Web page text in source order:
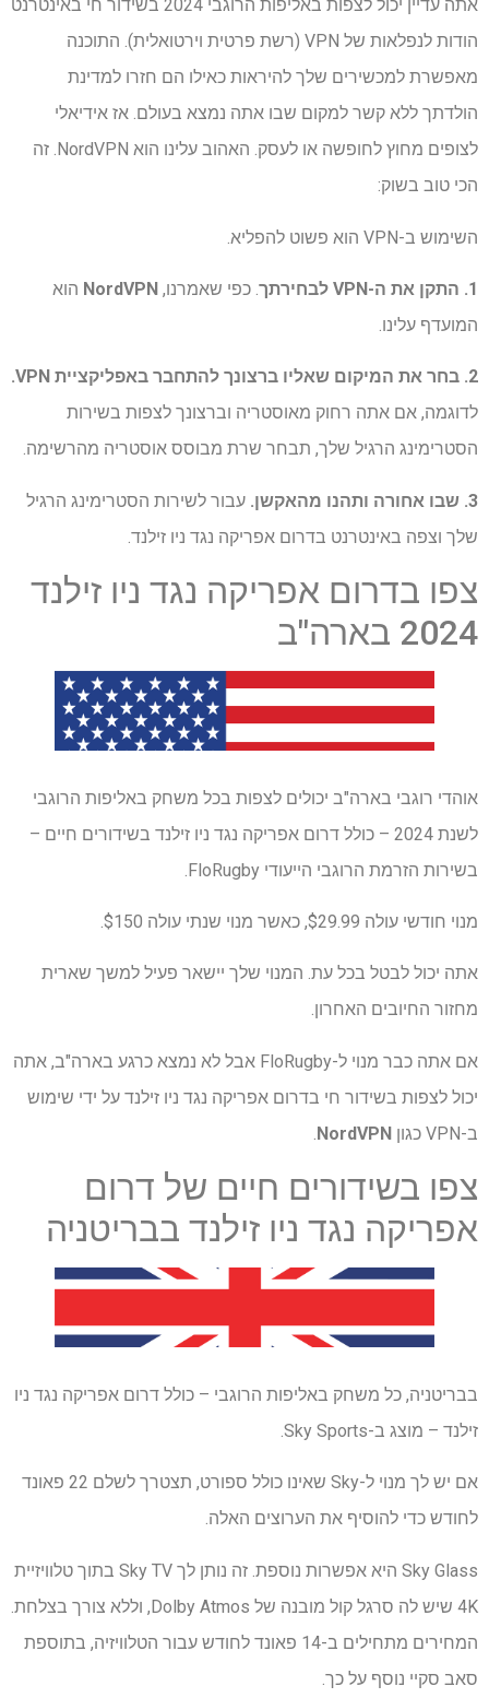
אתה עדיין יכול לצפות באליפות הרוגבי 2024 בשידור חי באינטרנט
הודות לנפלאות של VPN (רשת פרטית וירטואלית). התוכנה
מאפשרת למכשירים שלך להיראות כאילו הם חזרו למדינת
הולדתך ללא קשר למקום שבו אתה נמצא בעולם. אז אידיאלי
לצופים מחוץ לחופשה או לעסק. האהוב עלינו הוא NordVPN. זה
הכי טוב בשוק:
השימוש ב-VPN הוא פשוט להפליא.
1. התקן את ה-VPN לבחירתך . כפי שאמרנו, NordVPN הוא
המועדף עלינו.
2. בחר את המיקום שאליו ברצונך להתחבר באפליקציית VPN.
לדוגמה, אם אתה רחוק מאוסטריה וברצונך לצפות בשירות
הסטרימינג הרגיל שלך, תבחר שרת מבוסס אוסטריה מהרשימה.
3. שבו אחורה ותהנו מהאקשן.
עבור לשירות הסטרימינג הרגיל
שלך וצפה באינטרנט בדרום אפריקה נגד ניו זילנד.
צפו בדרום אפריקה נגד ניו זילנד
2024 בארה"ב
אוהדי רוגבי בארה"ב יכולים לצפות בכל משחק באליפות הרוגבי
לשנת 2024 – כולל דרום אפריקה נגד ניו זילנד בשידורים חיים –
בשירות הזרמת הרוגבי הייעודי FloRugby.
מנוי חודשי עולה $29.99, כאשר מנוי שנתי עולה $150.
אתה יכול לבטל בכל עת. המנוי שלך יישאר פעיל למשך שארית
מחזור החיובים האחרון.
אם אתה כבר מנוי ל-FloRugby אבל לא נמצא כרגע בארה"ב, אתה
יכול לצפות בשידור חי בדרום אפריקה נגד ניו זילנד על ידי שימוש
ב-VPN כגון
NordVPN
.
צפו בשידורים חיים של דרום
אפריקה נגד ניו זילנד בבריטניה
בבריטניה, כל משחק באליפות הרוגבי – כולל דרום אפריקה נגד ניו
זילנד – מוצג ב-Sky Sports.
אם יש לך מנוי ל-Sky שאינו כולל ספורט, תצטרך לשלם 22 פאונד
לחודש כדי להוסיף את הערוצים האלה.
Sky Glass היא אפשרות נוספת. זה נותן לך Sky TV בתוך טלוויזיית
4K שיש לה סרגל קול מובנה של Dolby Atmos, וללא צורך בצלחת.
המחירים מתחילים ב-14 פאונד לחודש עבור הטלוויזיה, בתוספת
סאב סקיי נוסף על כך.